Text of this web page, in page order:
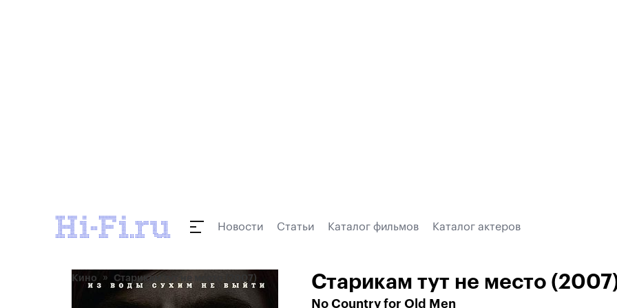
Новости Статьи Каталог фильмов Каталог актеров
Кино Старикам тут не место (2007) Старикам тут не место
No Country for Old Men